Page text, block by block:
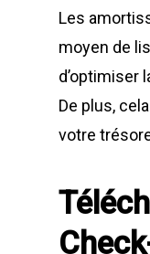
Les
moyen de
d’optimiser
De plus,
votre